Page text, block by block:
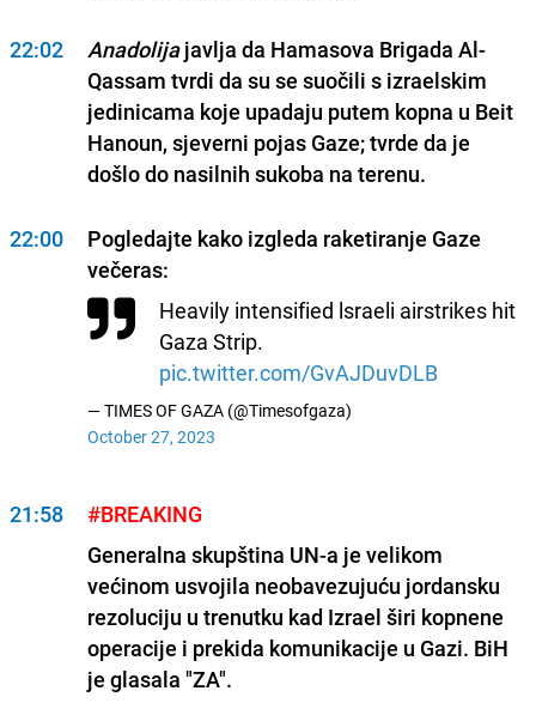
22:02 Anadolijajavlja da Hamasova Brigada Al-
Qassam tvrdi da su se suočili s izraelskim
jedinicama koje upadaju putem kopna u Beit
Hanoun, sjeverni pojas Gaze; tvrde da je
došlo do nasilnih sukoba na terenu.
22:00
Pogledajte kako izgleda raketiranje Gaze
večeras:
Heavily intensified lsraeli airstrikes hit
Gaza Strip.
pic.twitter.com/GvAJDuvDLB
— TIMES OF GAZA (@Timesofgaza)
October 27, 2023
21:58
#BREAKING
Generalna skupština UN-a je velikom
većinom usvojila neobavezujuću jordansku
rezoluciju u trenutku kad Izrael širi kopnene
operacije i prekida komunikacije u Gazi. BiH
je glasala "ZA".